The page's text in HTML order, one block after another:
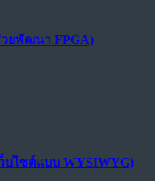
ยพัฒนา FPGA)
บไซต์แบบ WYSIWYG)